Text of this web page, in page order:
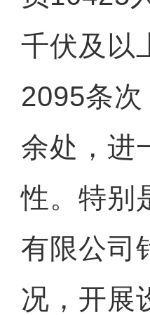
千伏及以
2095条
余处，进
性。特别
有限公司
况，开展